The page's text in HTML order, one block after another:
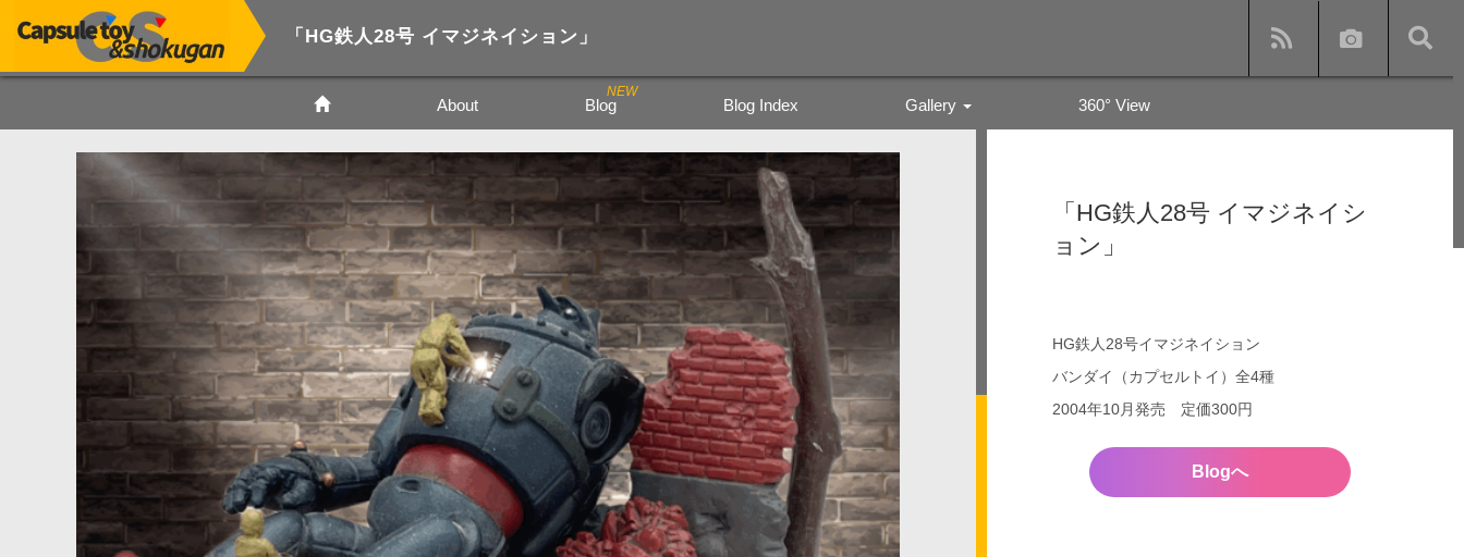
「HG鉄人28号 イマジネイション」
About Blog Blog Index Gallery
Trading Figure
Tamiya Miritary
色鉛筆の風景
360° View
「HG鉄人28号 イマジネイシ
ョン」
HG鉄人28号イマジネイション
バンダイ（カプセルトイ）全4種
2004年10月発売 定価300円
Blogへ